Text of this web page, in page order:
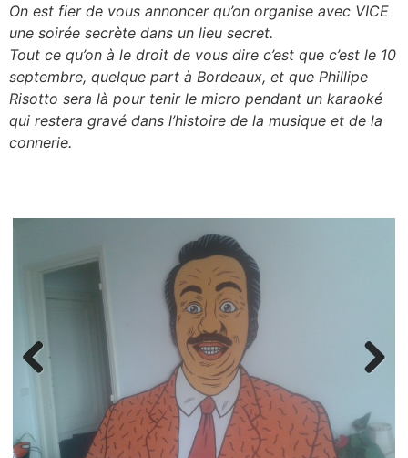
Aller
au
contenu
On est fier de vous annoncer qu’on organise avec VICE
une soirée secrète dans un lieu secret.
Tout ce qu’on à le droit de vous dire c’est que c’est le 10
septembre, quelque part à Bordeaux, et que Phillipe
Risotto sera là pour tenir le micro pendant un karaoké
qui restera gravé dans l’histoire de la musique et de la
connerie.